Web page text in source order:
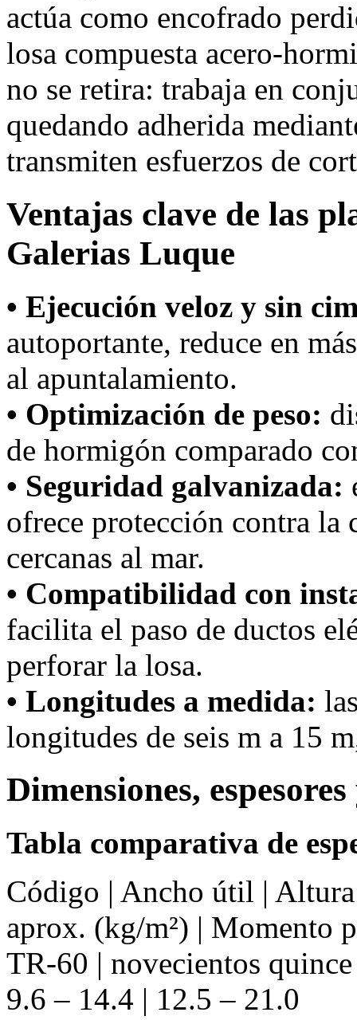
actúa como encofrado
losa compuesta acero-
no se retira: trabaja en
quedando adherida
transmiten esfuerzos de
Ventajas clave de las
Galerias Luque
• Ejecución veloz y sin
autoportante, reduce en
al apuntalamiento.
• Optimización de peso:
de hormigón comparado
• Seguridad galvanizada:
ofrece protección contra la
cercanas al mar.
• Compatibilidad con
facilita el paso de ductos
perforar la losa.
• Longitudes a medida:
longitudes de seis m a 15
Dimensiones,
Tabla comparativa de
Código | Ancho útil |
aprox. (kg/m²) | Momento
TR-60 | novecientos
9.6 – 14.4 | 12.5 – 21.0